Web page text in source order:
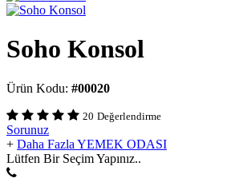
Soho Konsol
Ürün Kodu: #00020
20 Değerlendirme
Sorunuz
+ Daha Fazla YEMEK ODASI
Lütfen Bir Seçim Yapınız..